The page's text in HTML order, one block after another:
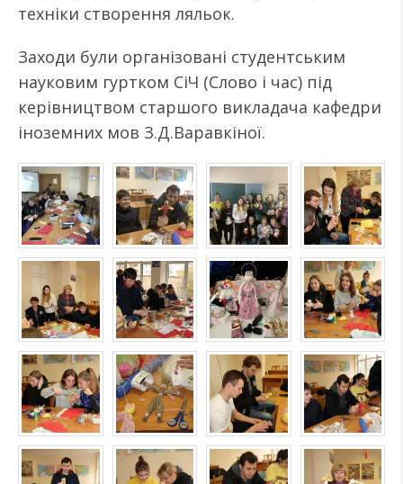
техніки створення ляльок.
Заходи були організовані студентським
науковим гуртком СіЧ (Слово і час) під
керівництвом старшого викладача кафедри
іноземних мов З.Д.Варавкіної.